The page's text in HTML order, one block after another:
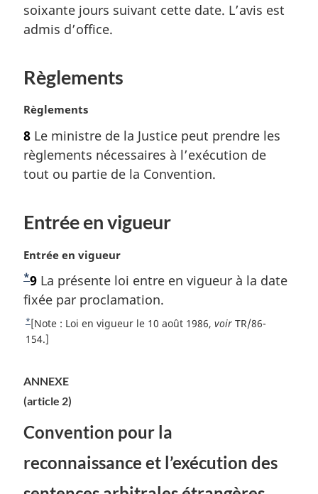
g
i
:
soixante jours suivant cette date. L’avis est
admis d’office.
Règlements
N
t
e
m
g
n
l
e
Règlements
8 Le ministre de la Justice peut prendre les
règlements nécessaires à l’exécution de
tout ou partie de la Convention.
Entrée en vigueur
N
o
t
e
m
a
i
n
a
l
e
:
Entrée en vigueur
N
o
t
e
e
b
s
e
*9 La présente loi entre en vigueur à la date
fixée par proclamation.
R
e
u
r
l
r
*[Note : Loi en vigueur le 10 août 1986, voirTR/86-
154.]
ANNEXE
(article 2)
Convention pour la
reconnaissance et l’exécution des